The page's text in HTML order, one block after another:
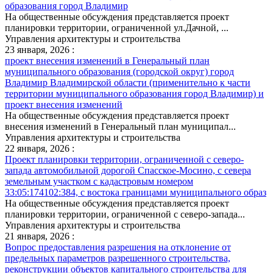
образования город Владимир
На общественные обсуждения представляется проект
планировки территории, ограниченной ул.Дачной, ...
Управления архитектуры и строительства
23 января, 2026 :
проект внесения изменений в Генеральный план
муниципального образования (городской округ) город
Владимир Владимирской области (применительно к части
территории муниципального образования город Владимир) и
проект внесения изменений
На общественные обсуждения представляется проект
внесения изменений в Генеральный план муниципал...
Управления архитектуры и строительства
22 января, 2026 :
Проект планировки территории, ограниченной с северо-
запада автомобильной дорогой Спасское-Мосино, с севера
земельным участком с кадастровым номером
33:05:174102:384, с востока границами муниципального образ
На общественные обсуждения представляется проект
планировки территории, ограниченной с северо-запада...
Управления архитектуры и строительства
21 января, 2026 :
Вопрос предоставления разрешения на отклонение от
предельных параметров разрешенного строительства,
реконструкции объектов капитального строительства для